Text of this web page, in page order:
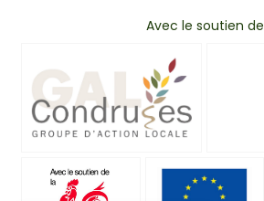
Avec le soutien de